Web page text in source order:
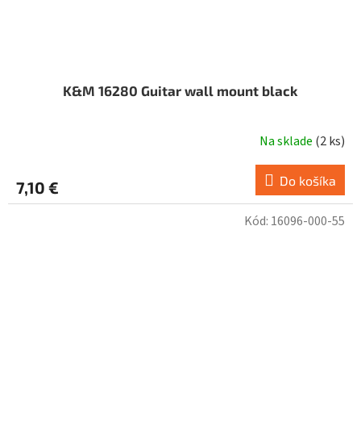
K&M 16280 Guitar wall mount black
Na sklade (2 ks)
7,10 € Do košíka
Kód: 16096-000-55